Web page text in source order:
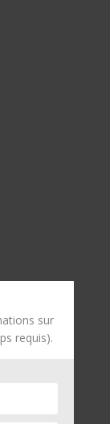
sur
requis).